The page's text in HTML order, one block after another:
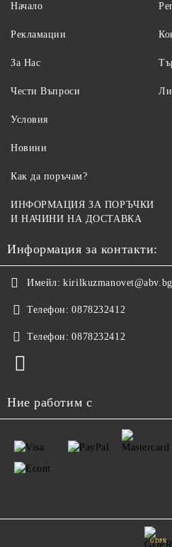
Начало
Рекламации
За Нас
Чести Въпроси
Условия
Новини
Как да поръчам?
ИНФОРМАЦИЯ ЗА ПОРЪЧКИ
И НАЧИНИ НА ДОСТАВКА
Информация за контакти:
Имейл: kirilkuzmanovet@abv.bg
Телефон: 0878232412
Телефон: 0878232412
Ние работим с
GDPR